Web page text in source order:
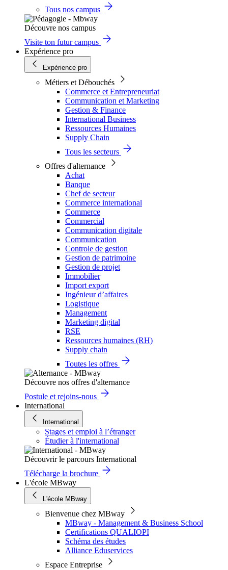
Tous nos campus
Découvre nos campus
Visite ton futur campus
Expérience pro
Expérience pro
Métiers et Débouchés
Commerce et Entrepreneuriat
Communication et Marketing
Gestion & Finance
International Business
Ressources Humaines
Supply Chain
Tous les secteurs
Offres d'alternance
Achat
Banque
Chef de secteur
Commerce international
Commerce
Commercial
Communication digitale
Communication
Controle de gestion
Gestion de patrimoine
Gestion de projet
Immobilier
Import export
Ingénieur d’affaires
Logistique
Management
Marketing digital
RSE
Ressources humaines (RH)
Supply chain
Toutes les offres
Découvre nos offres d'alternance
Postule et rejoins-nous
International
International
Stages et emploi à l’étranger
Étudier à l'international
Découvrir le parcours International
Télécharge la brochure
L'école MBway
L'école MBway
Bienvenue chez MBway
MBway - Management & Business School
Certifications QUALIOPI
Schéma des études
Alliance Eduservices
Espace Entreprise